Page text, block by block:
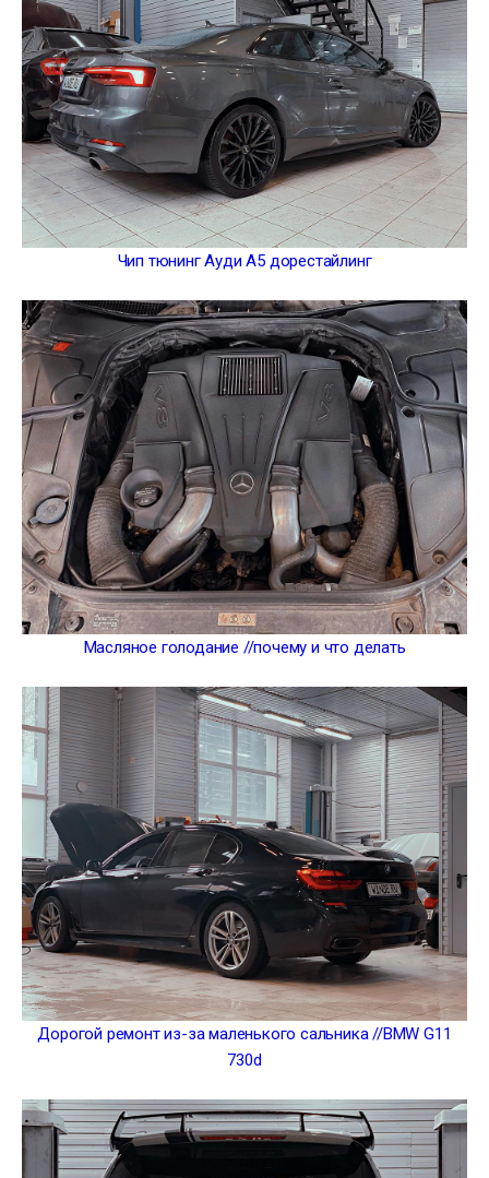
Чип тюнинг Ауди А5 дорестайлинг
Масляное голодание //почему и что делать
Дорогой ремонт из-за маленького сальника //BMW G11
730d